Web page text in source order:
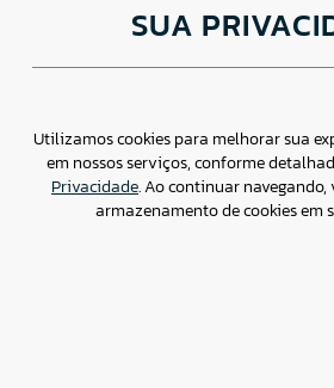
Av. Brigadeiro Faria Lima, 1779 –
Paulistano, São Paulo/ SP –
Assessoria de imprensa:
SUA
Utilizamos cookies para melhorar sua
em nossos serviços, conforme
Privacidade. Ao continuar navegando,
armazenamento de cookies em